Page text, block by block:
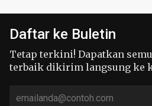
Daftar ke Buletin
Tetap terkini! Dapatkan
terbaik dikirim langsung ke